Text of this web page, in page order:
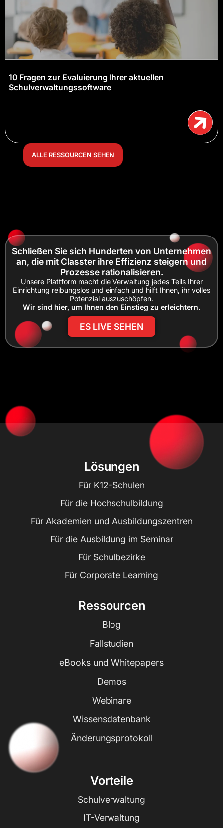
10 Fragen zur Evaluierung Ihrer aktuellen
Schulverwaltungssoftware
ALLE RESSOURCEN SEHEN
Schließen Sie sich Hunderten von Unternehmen
an, die mit Classter ihre Effizienz steigern und
Prozesse rationalisieren.
Unsere Plattform macht die Verwaltung jedes Teils Ihrer
Einrichtung reibungslos und einfach und hilft Ihnen, ihr volles
Potenzial auszuschöpfen.
Wir sind hier, um Ihnen den Einstieg zu erleichtern.
ES LIVE SEHEN
Lösungen
Für K12-Schulen
Für die Hochschulbildung
Für Akademien und Ausbildungszentren
Für die Ausbildung im Seminar
Für Schulbezirke
Für Corporate Learning
Ressourcen
Blog
Fallstudien
eBooks und Whitepapers
Demos
Webinare
Wissensdatenbank
Änderungsprotokoll
Vorteile
Schulverwaltung
IT-Verwaltung